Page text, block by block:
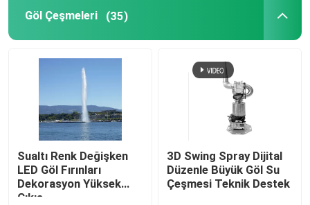
karahindiba çeşmesi
Göl Çeşmeleri (35)
Sualtı Renk Değişken
LED Göl Fırınları
Dekorasyon Yüksek
Çıkış
3D Swing Spray Dijital
Düzenle Büyük Göl Su
Çeşmesi Teknik Destek